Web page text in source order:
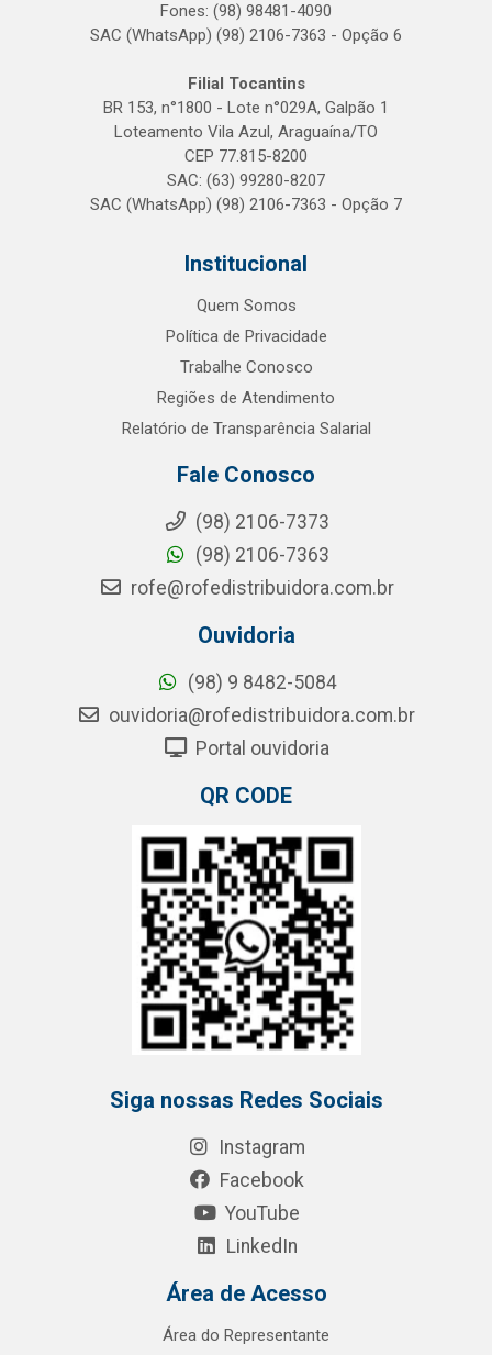
Fones: (98) 98481-4090
SAC (WhatsApp) (98) 2106-7363 - Opção 6
Filial Tocantins
BR 153, n°1800 - Lote n°029A, Galpão 1
Loteamento Vila Azul, Araguaína/TO
CEP 77.815-8200
SAC: (63) 99280-8207
SAC (WhatsApp) (98) 2106-7363 - Opção 7
Institucional
Quem Somos
Política de Privacidade
Trabalhe Conosco
Regiões de Atendimento
Relatório de Transparência Salarial
Fale Conosco
(98) 2106-7373
(98) 2106-7363
rofe@rofedistribuidora.com.br
Ouvidoria
(98) 9 8482-5084
ouvidoria@rofedistribuidora.com.br
Portal ouvidoria
QR CODE
Siga nossas Redes Sociais
Instagram
Facebook
YouTube
LinkedIn
Área de Acesso
Área do Representante